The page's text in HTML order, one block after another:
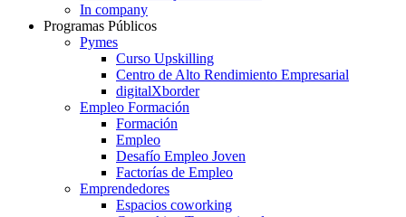
In company
Programas Públicos
Pymes
Curso Upskilling
Centro de Alto Rendimiento Empresarial
digitalXborder
Empleo Formación
Formación
Empleo
Desafío Empleo Joven
Factorías de Empleo
Emprendedores
Espacios coworking